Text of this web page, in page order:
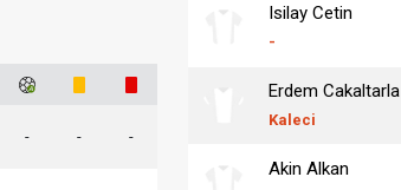
- - -
Isilay Cetin
-
Erdem Cakaltarla
Kaleci
Akin Alkan